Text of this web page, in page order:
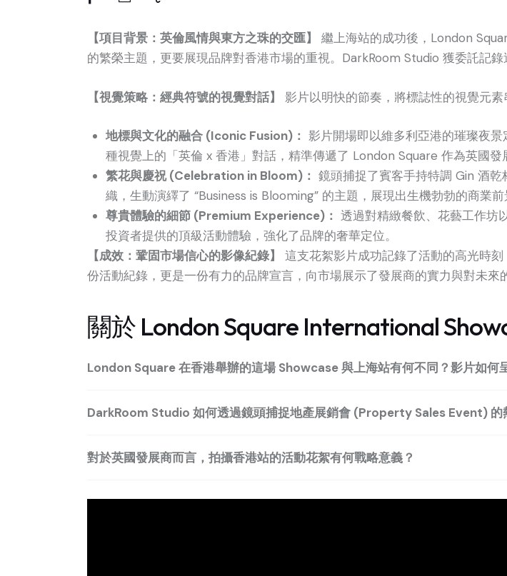
【項目背景：英倫風情與東方之珠的交匯】
繼上海站的成功後，London
的繁榮主題，更要展現品牌對香港市場的重視。DarkRoom Studio 獲委託記
【視覺策略：經典符號的視覺對話】 影片以明快的節奏，將標誌性的視覺元
地標與文化的融合 (Iconic Fusion)： 影片開場即以維多利亞港的璀璨夜
種視覺上的「英倫 x 香港」對話，精準傳遞了 London Square 作為英國發
繁花與慶祝 (Celebration in Bloom)： 鏡頭捕捉了賓客手持特調 Gin 酒
織，生動演繹了 “Business is Blooming” 的主題，展現出生機勃勃的商業前
尊貴體驗的細節 (Premium Experience)： 透過對精緻餐飲、花藝工作坊
投資者提供的頂級活動體驗，強化了品牌的奢華定位。
【成效：鞏固市場信心的影像紀錄】
這支花絮影片成功記錄了活動的高光時
份活動紀錄，更是一份有力的品牌宣言，向市場展示了發展商的實力與對未來
關於 London Square International
London Square 在香港舉辦的這場 Showcase 與上海站有何不同？影片如何
DarkRoom Studio 如何透過鏡頭捕捉地產展銷會 (Property Sales Event) 的
對於英國發展商而言，拍攝香港站的活動花絮有何戰略意義？